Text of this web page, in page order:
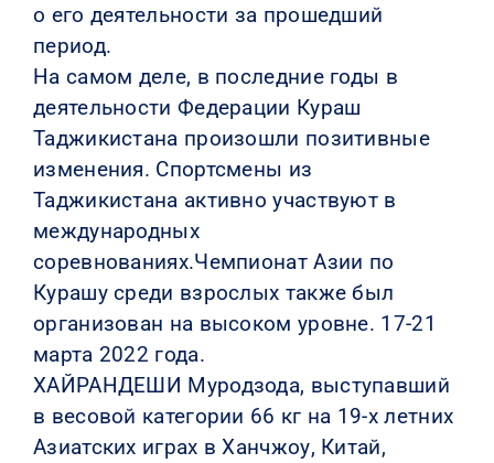
о его деятельности за прошедший
период.
На самом деле, в последние годы в
деятельности Федерации Кураш
Таджикистана произошли позитивные
изменения. Спортсмены из
Таджикистана активно участвуют в
международных
соревнованиях.Чемпионат Азии по
Курашу среди взрослых также был
организован на высоком уровне. 17-21
марта 2022 года.
ХАЙРАНДЕШИ Муродзода, выступавший
в весовой категории 66 кг на 19-х летних
Азиатских играх в Ханчжоу, Китай,